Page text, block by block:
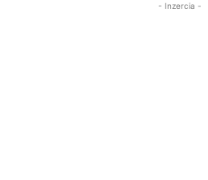
- Inzercia -